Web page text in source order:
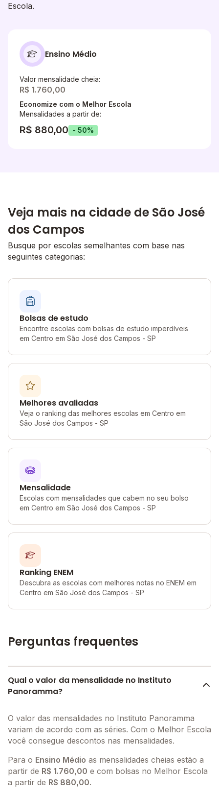
Escola.
Ensino Médio
Valor mensalidade cheia:
R$ 1.760,00
Economize com o Melhor Escola
Mensalidades a partir de:
R$ 880,00 - 50%
Veja mais na cidade de São José
dos Campos
Busque por escolas semelhantes com base nas
seguintes categorias:
Bolsas de estudo
Encontre escolas com bolsas de estudo imperdíveis
em Centro em São José dos Campos - SP
Melhores avaliadas
Veja o ranking das melhores escolas em Centro em
São José dos Campos - SP
Mensalidade
Escolas com mensalidades que cabem no seu bolso
em Centro em São José dos Campos - SP
Ranking ENEM
Descubra as escolas com melhores notas no ENEM em
Centro em São José dos Campos - SP
Perguntas frequentes
Qual o valor da mensalidade no Instituto
Panoramma?
O valor das mensalidades no Instituto Panoramma
variam de acordo com as séries. Com o Melhor Escola
você consegue descontos nas mensalidades.
Para o Ensino Médio as mensalidades cheias estão a
partir de R$ 1.760,00 e com bolsas no Melhor Escola
a partir de R$ 880,00.